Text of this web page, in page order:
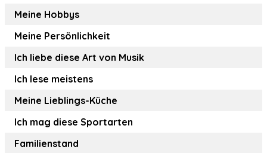
Meine Hobbys
Meine Persönlichkeit
Ich liebe diese Art von Musik
Ich lese meistens
Meine Lieblings-Küche
Ich mag diese Sportarten
Familienstand